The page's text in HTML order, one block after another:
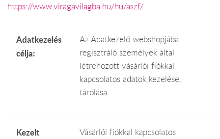
https://www.viragavilagba.hu/hu/aszf/
Adatkezelés
célja:
Az Adatkezelő webshopjába
regisztráló személyek által
létrehozott vásárlói fiókkal
kapcsolatos adatok kezelése,
tárolása
Kezelt
Vásárlói fiókkal kapcsolatos